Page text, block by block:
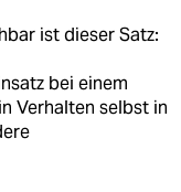
ist dieser Satz:
bei einem
Verhalten selbst in